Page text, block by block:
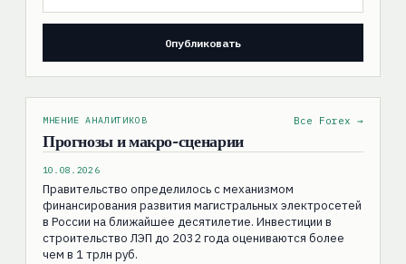
МНЕНИЕ АНАЛИТИКОВ
Прогнозы и макро-сценарии
Все Forex →
10.08.2026
Правительство определилось с механизмом
финансирования развития магистральных электросетей
в России на ближайшее десятилетие. Инвестиции в
строительство ЛЭП до 2032 года оцениваются более
чем в 1 трлн руб.